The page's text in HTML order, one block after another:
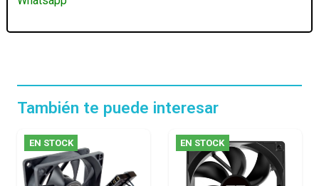
También te puede interesar
EN STOCK EN STOCK